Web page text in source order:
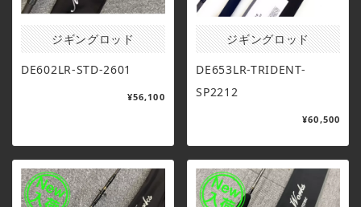
ジギングロッド
DE602LR-STD-2601
¥56,100
ジギングロッド
DE653LR-TRIDENT-
SP2212
¥60,500